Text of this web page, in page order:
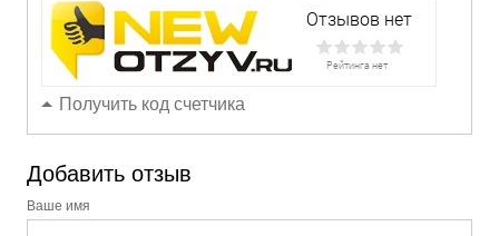
Получить код счетчика
Добавить отзыв
Ваше имя